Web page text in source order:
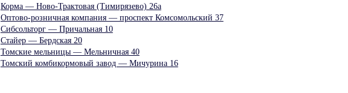
Корма — Ново-Трактовая (Тимирязево) 26а
Оптово-розничная компания — проспект Комсомольский 37
Сибсольторг — Причальная 10
Стайер — Бердская 20
Томские мельницы — Мельничная 40
Томский комбикормовый завод — Мичурина 16